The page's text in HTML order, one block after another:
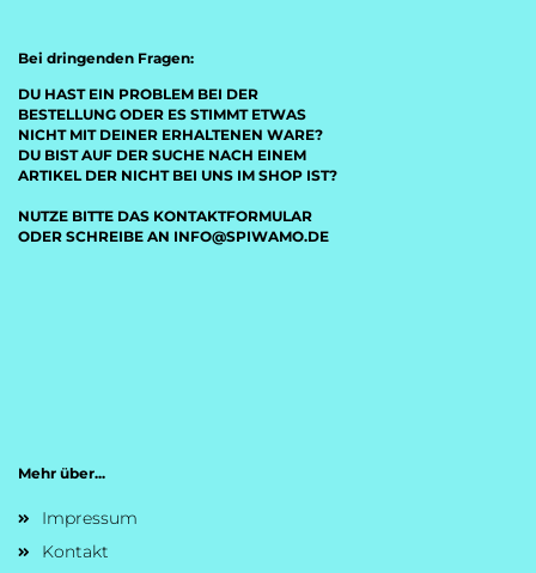
Bei dringenden Fragen:
DU HAST EIN PROBLEM BEI DER
BESTELLUNG ODER ES STIMMT ETWAS
NICHT MIT DEINER ERHALTENEN WARE?
DU BIST AUF DER SUCHE NACH EINEM
ARTIKEL DER NICHT BEI UNS IM SHOP IST?
NUTZE BITTE DAS KONTAKTFORMULAR
ODER SCHREIBE AN INFO@SPIWAMO.DE
Mehr über...
Impressum
Kontakt